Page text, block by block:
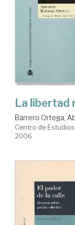
La libertad
Barrero Ortega,
Centro de
2006